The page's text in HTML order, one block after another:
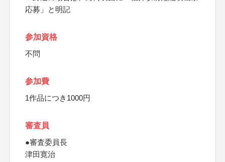
応募」と明記
参加資格
不問
参加費
1作品につき1000円
審査員
●審査委員長
津田寛治